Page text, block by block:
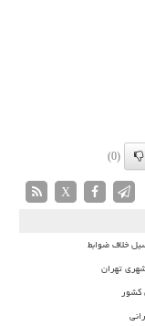
(0)
X
خلاف ضوابط
تهران